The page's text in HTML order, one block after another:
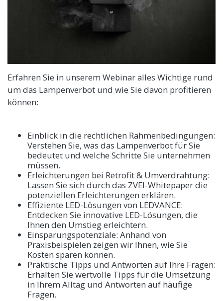
Erfahren Sie in unserem Webinar alles Wichtige rund
um das Lampenverbot und wie Sie davon profitieren
können:
Einblick in die rechtlichen Rahmenbedingungen:
Verstehen Sie, was das Lampenverbot für Sie
bedeutet und welche Schritte Sie unternehmen
müssen.
Erleichterungen bei Retrofit & Umverdrahtung:
Lassen Sie sich durch das ZVEI-Whitepaper die
potenziellen Erleichterungen erklären.
Effiziente LED-Lösungen von LEDVANCE:
Entdecken Sie innovative LED-Lösungen, die
Ihnen den Umstieg erleichtern.
Einsparungspotenziale: Anhand von
Praxisbeispielen zeigen wir Ihnen, wie Sie
Kosten sparen können.
Praktische Tipps und Antworten auf Ihre Fragen:
Erhalten Sie wertvolle Tipps für die Umsetzung
in Ihrem Alltag und Antworten auf häufige
Fragen.